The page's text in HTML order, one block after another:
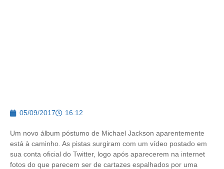
05/09/2017 16:12
Um novo álbum póstumo de Michael Jackson aparentemente
está à caminho. As pistas surgiram com um vídeo postado em
sua conta oficial do Twitter, logo após aparecerem na internet
fotos do que parecem ser de cartazes espalhados por uma